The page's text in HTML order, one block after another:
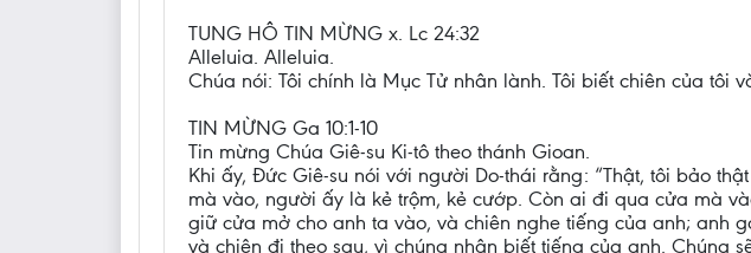
TUNG HÔ TIN MỪNG x. Lc 24:32
Alleluia. Alleluia.
Chúa nói: Tôi chính là Mục Tử nhân lành. Tôi biết chiên của tôi
TIN MỪNG Ga 10:1-10
Tin mừng Chúa Giê-su Ki-tô theo thánh Gioan.
Khi ấy, Đức Giê-su nói với người Do-thái rằng: “Thật, tôi bảo
mà vào, người ấy là kẻ trộm, kẻ cướp. Còn ai đi qua cửa mà
giữ cửa mở cho anh ta vào, và chiên nghe tiếng của anh; anh
và chiên đi theo sau, vì chúng nhận biết tiếng của anh. Chúng